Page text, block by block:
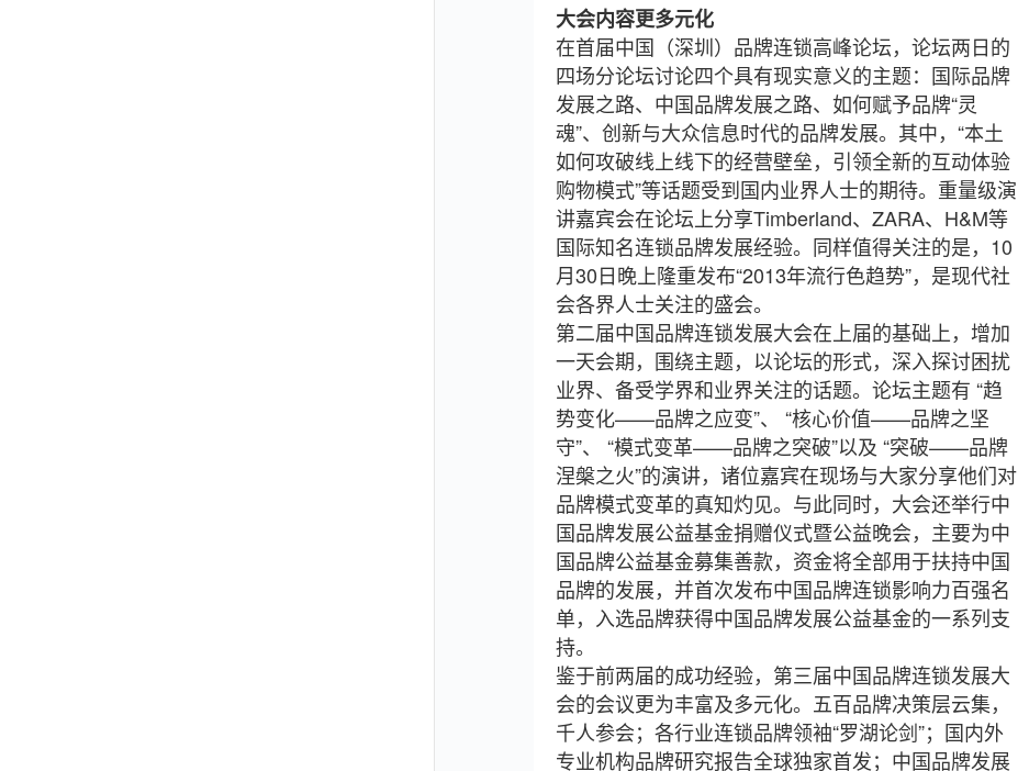
大会内容更多元化
在首届中国（深圳）品牌连锁高峰论坛，论坛两日的
四场分论坛讨论四个具有现实意义的主题：国际品牌
发展之路、中国品牌发展之路、如何赋予品牌“灵
魂”、创新与大众信息时代的品牌发展。其中，“本土
如何攻破线上线下的经营壁垒，引领全新的互动体验
购物模式”等话题受到国内业界人士的期待。重量级演
讲嘉宾会在论坛上分享Timberland、ZARA、H&M等
国际知名连锁品牌发展经验。同样值得关注的是，10
月30日晚上隆重发布“2013年流行色趋势”，是现代社
会各界人士关注的盛会。
第二届中国品牌连锁发展大会在上届的基础上，增加
一天会期，围绕主题，以论坛的形式，深入探讨困扰
业界、备受学界和业界关注的话题。论坛主题有 “趋
势变化——品牌之应变”、 “核心价值——品牌之坚
守”、 “模式变革——品牌之突破”以及 “突破——品牌
涅槃之火”的演讲，诸位嘉宾在现场与大家分享他们对
品牌模式变革的真知灼见。与此同时，大会还举行中
国品牌发展公益基金捐赠仪式暨公益晚会，主要为中
国品牌公益基金募集善款，资金将全部用于扶持中国
品牌的发展，并首次发布中国品牌连锁影响力百强名
单，入选品牌获得中国品牌发展公益基金的一系列支
持。
鉴于前两届的成功经验，第三届中国品牌连锁发展大
会的会议更为丰富及多元化。五百品牌决策层云集，
千人参会；各行业连锁品牌领袖“罗湖论剑”；国内外
专业机构品牌研究报告全球独家首发；中国品牌发展